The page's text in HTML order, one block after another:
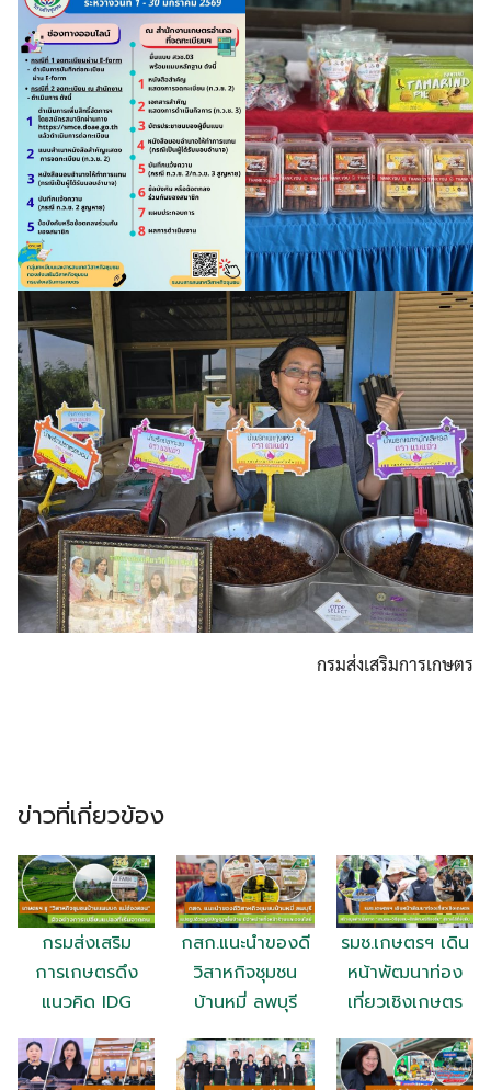
กรมส่งเสริมการเกษตร
ข่าวที่เกี่ยวข้อง
กรมส่งเสริม
การเกษตรดึง
แนวคิด IDG
กสก.แนะนำของดี
วิสาหกิจชุมชน
บ้านหมี่ ลพบุรี
รมช.เกษตรฯ เดิน
หน้าพัฒนาท่อง
เที่ยวเชิงเกษตร